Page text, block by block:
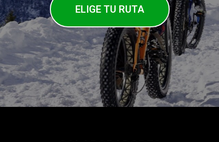
ELIGE TU RUTA